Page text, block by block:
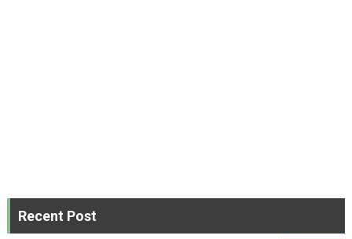
Recent Post